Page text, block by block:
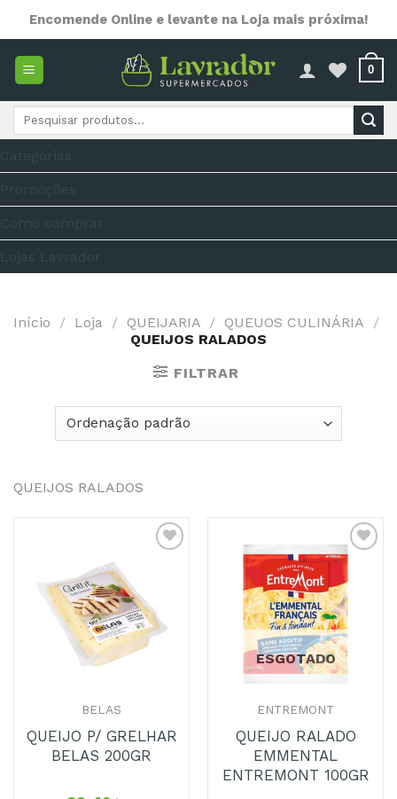
content
Encomende Online e levante na Loja mais próxima!
0
Pesquisar
Início / Loja / QUEIJARIA / QUEUOS CULINÁRIA
/
QUEIJOS RALADOS
FILTRAR
QUEIJOS RALADOS
BELAS
QUEIJO P/ GRELHAR
BELAS 200GR
ESGOTADO
ENTREMONT
QUEIJO RALADO
EMMENTAL
ENTREMONT 100GR